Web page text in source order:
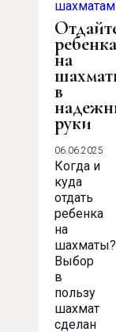
ребенка
на
в
руки
06.06.2025
Когда и
куда
отдать
ребенка
на
шахматы?
Выбор
в
пользу
шахмат
сделан